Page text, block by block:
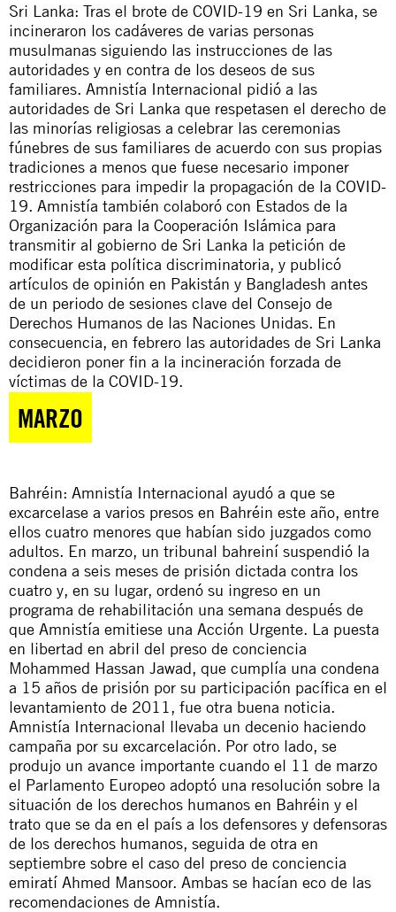
Sri Lanka: Tras el brote de COVID-19 en Sri Lanka, se
incineraron los cadáveres de varias personas
musulmanas siguiendo las instrucciones de las
autoridades y en contra de los deseos de sus
familiares. Amnistía Internacional pidió a las
autoridades de Sri Lanka que respetasen el derecho de
las minorías religiosas a celebrar las ceremonias
fúnebres de sus familiares de acuerdo con sus propias
tradiciones a menos que fuese necesario imponer
restricciones para impedir la propagación de la COVID-
19. Amnistía también colaboró con Estados de la
Organización para la Cooperación Islámica para
transmitir al gobierno de Sri Lanka la petición de
modificar esta política discriminatoria, y publicó
artículos de opinión en Pakistán y Bangladesh antes
de un periodo de sesiones clave del Consejo de
Derechos Humanos de las Naciones Unidas. En
consecuencia, en febrero las autoridades de Sri Lanka
decidieron poner fin a la incineración forzada de
víctimas de la COVID-19.
MARZO
Bahréin: Amnistía Internacional ayudó a que se
excarcelase a varios presos en Bahréin este año, entre
ellos cuatro menores que habían sido juzgados como
adultos. En marzo, un tribunal bahreiní suspendió la
condena a seis meses de prisión dictada contra los
cuatro y, en su lugar, ordenó su ingreso en un
programa de rehabilitación una semana después de
que Amnistía emitiese una Acción Urgente. La puesta
en libertad en abril del preso de conciencia
Mohammed Hassan Jawad, que cumplía una condena
a 15 años de prisión por su participación pacífica en el
levantamiento de 2011, fue otra buena noticia.
Amnistía Internacional llevaba un decenio haciendo
campaña por su excarcelación. Por otro lado, se
produjo un avance importante cuando el 11 de marzo
el Parlamento Europeo adoptó una resolución sobre la
situación de los derechos humanos en Bahréin y el
trato que se da en el país a los defensores y defensoras
de los derechos humanos, seguida de otra en
septiembre sobre el caso del preso de conciencia
emiratí Ahmed Mansoor. Ambas se hacían eco de las
recomendaciones de Amnistía.